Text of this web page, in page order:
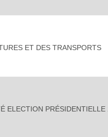
ET DES TRANSPORTS
ELECTION PRÉSIDENTIELLE